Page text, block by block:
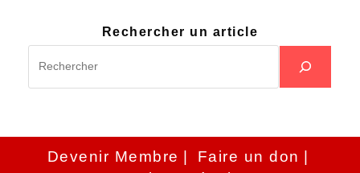
Rechercher un article
Devenir Membre
Faire un don